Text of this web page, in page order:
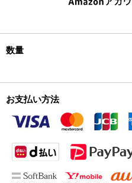
数量
お支払い方法